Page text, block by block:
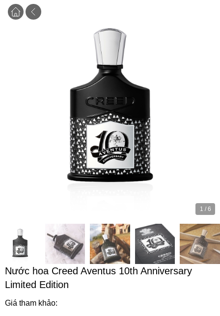
1 / 6
Nước hoa Creed Aventus 10th Anniversary
Limited Edition
Giá tham khảo: